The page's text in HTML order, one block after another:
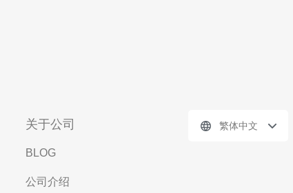
关于公司
BLOG
公司介绍
繁体中文